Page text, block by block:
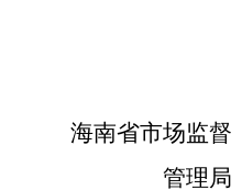
海南省市场监督
管理局